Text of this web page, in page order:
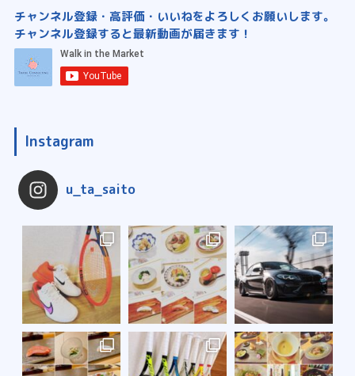
チャンネル登録・高評価・いいねをよろしくお願いします。
チャンネル登録すると最新動画が届きます！
Instagram
u_ta_saito